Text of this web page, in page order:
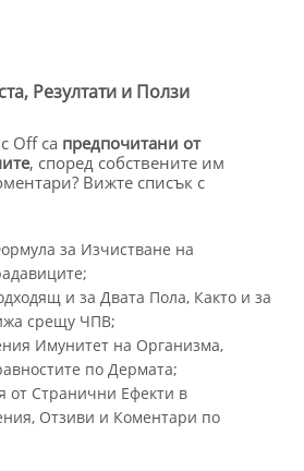
Резултати и Ползи
Off са предпочитани от
, според собствените им
Вижте списък с
за Изчистване на
и за Двата Пола, Както и за
срещу ЧПВ;
Имунитет на Организма,
по Дермата;
от Странични Ефекти в
Отзиви и Коментари по